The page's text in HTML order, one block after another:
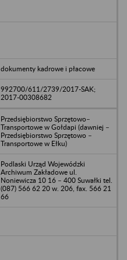
dokumenty kadrowe i płacowe
992700/611/2739/2017-SAK;
2017-00308682
Przedsiębiorstwo Sprzętowo–
Transportowe w Gołdapi (dawniej –
Przedsiębiorstwo Sprzętowo –
Transportowe w Ełku)
Podlaski Urząd Wojewódzki
Archiwum Zakładowe ul.
Noniewicza 10 16 – 400 Suwałki tel.
(087) 566 62 20 w. 206, fax. 566 21
66